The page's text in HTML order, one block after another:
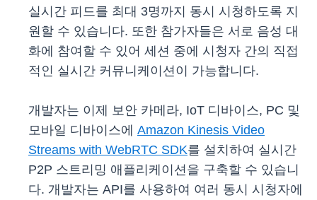
실시간 피드를 최대 3명까지 동시 시청하도록 지
원할 수 있습니다. 또한 참가자들은 서로 음성 대
화에 참여할 수 있어 세션 중에 시청자 간의 직접
적인 실시간 커뮤니케이션이 가능합니다.
개발자는 이제 보안 카메라, IoT 디바이스, PC 및
모바일 디바이스에 Amazon Kinesis Video
Streams with WebRTC SDK를 설치하여 실시간
P2P 스트리밍 애플리케이션을 구축할 수 있습니
다. 개발자는 API를 사용하여 여러 동시 시청자에